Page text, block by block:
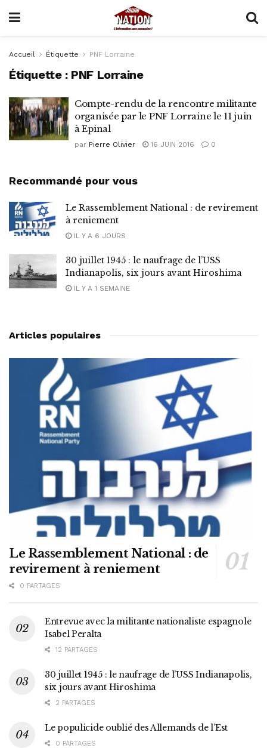
Accueil Étiquette PNF Lorraine
Étiquette : PNF Lorraine
Compte-rendu de la rencontre militante
organisée par le PNF Lorraine le 11 juin
à Epinal
par Pierre Olivier 16 JUIN 2016 0
Recommandé pour vous
Le Rassemblement National : de revirement
à reniement
IL Y A 6 JOURS
30 juillet 1945 : le naufrage de l’USS
Indianapolis, six jours avant Hiroshima
IL Y A 1 SEMAINE
Articles populaires
Le Rassemblement National : de
revirement à reniement
0 PARTAGES
Entrevue avec la militante nationaliste espagnole
Isabel Peralta
12 PARTAGES
30 juillet 1945 : le naufrage de l’USS Indianapolis,
six jours avant Hiroshima
2 PARTAGES
Le populicide oublié des Allemands de l’Est
0 PARTAGES